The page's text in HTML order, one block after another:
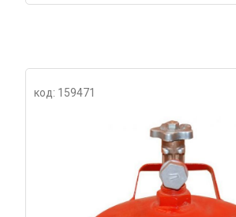
код: 159471